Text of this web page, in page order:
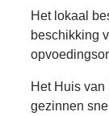
Het lokaal
beschikking
Het Huis
gezinnen